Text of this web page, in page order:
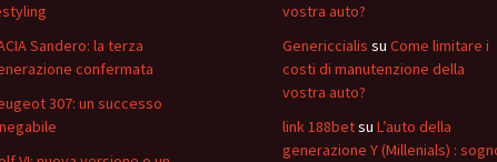
Sandero: la terza
confermata
307: un successo
vostra auto?
Genericcialis su Come limitare i
costi di manutenzione della
vostra auto?
link 188betsu L’auto della
generazione Y (Millenials) :